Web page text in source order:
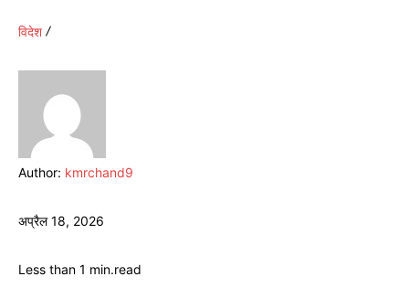
विदेश
Author: kmrchand9
अप्रैल 18, 2026
Less than 1 min.read